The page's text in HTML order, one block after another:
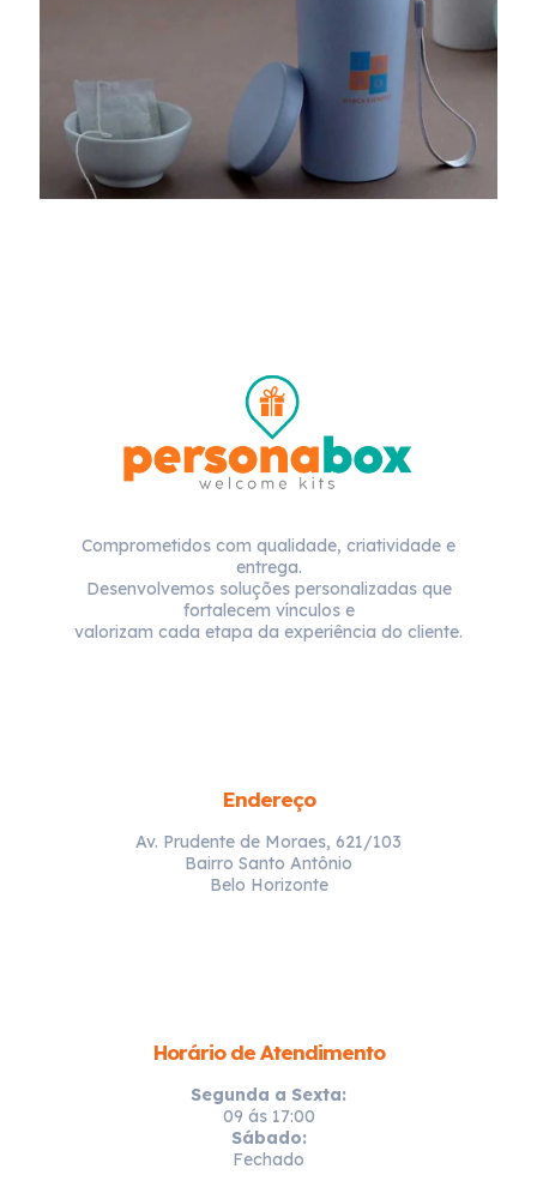
Comprometidos com qualidade, criatividade e
entrega.
Desenvolvemos soluções personalizadas que
fortalecem vínculos e
valorizam cada etapa da experiência do cliente.
Endereço
Av. Prudente de Moraes, 621/103
Bairro Santo Antônio
Belo Horizonte
Horário de Atendimento
Segunda a Sexta:
09 ás 17:00
Sábado:
Fechado